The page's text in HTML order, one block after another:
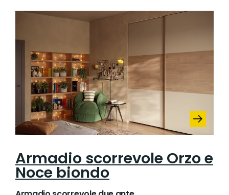
Armadio scorrevole Orzo e
Noce biondo